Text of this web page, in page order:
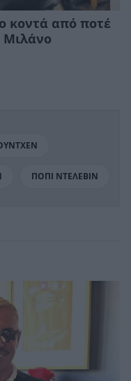
κοντά από ποτέ
Μιλάνο
ΠΟΠΙ ΝΤΕΛΕΒΙΝ